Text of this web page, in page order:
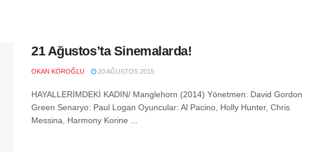
21 Ağustos’ta Sinemalarda!
OKAN KÖROĞLU 20 AĞUSTOS 2015
HAYALLERİMDEKİ KADIN/ Manglehorn (2014) Yönetmen: David Gordon
Green Senaryo: Paul Logan Oyuncular: Al Pacino, Holly Hunter, Chris
Messina, Harmony Korine ...